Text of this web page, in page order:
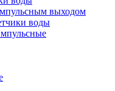
выходом
воды